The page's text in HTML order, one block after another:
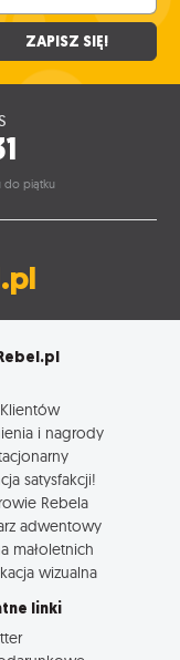
ZAPISZ SIĘ!
do piątku
i nagrody
satysfakcji!
Rebela
adwentowy
małoletnich
wizualna
linki